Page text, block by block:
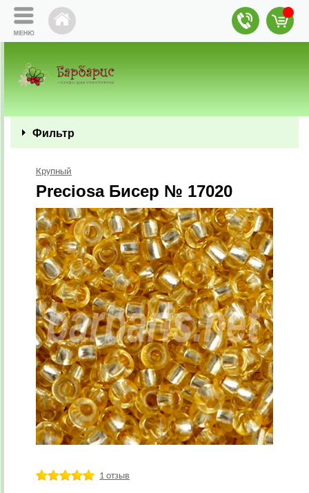
Фильтр
Крупный
Preciosa Бисер № 17020
1 отзыв